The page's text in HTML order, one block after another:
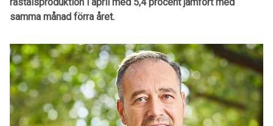
samma månad förra året.